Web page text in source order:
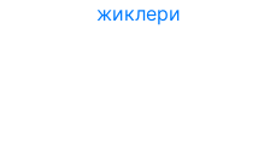
жиклери